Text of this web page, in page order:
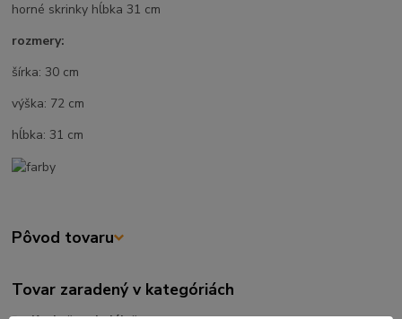
horné skrinky hĺbka 31 cm
rozmery:
šírka: 30 cm
výška: 72 cm
hĺbka: 31 cm
Pôvod tovaru
Tovar zaradený v kategóriách